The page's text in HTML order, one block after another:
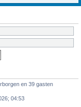
en 39 gasten
04:53